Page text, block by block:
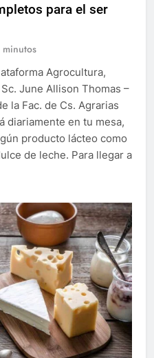
para el ser
Agrocultura,
June Allison Thomas –
la Fac. de Cs. Agrarias
diariamente en tu mesa,
producto lácteo como
de leche. Para llegar a